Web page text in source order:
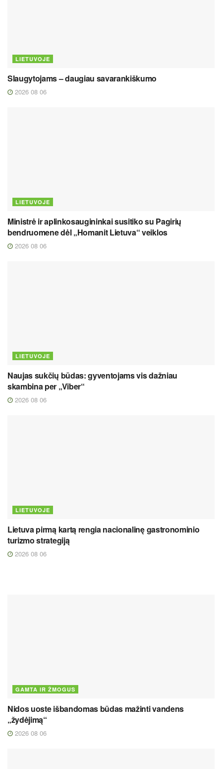
LIETUVOJE
Slaugytojams – daugiau savarankiškumo
2026 08 06
LIETUVOJE
Ministrė ir aplinkosaugininkai susitiko su Pagirių
bendruomene dėl „Homanit Lietuva“ veiklos
2026 08 06
LIETUVOJE
Naujas sukčių būdas: gyventojams vis dažniau
skambina per „Viber“
2026 08 06
LIETUVOJE
Lietuva pirmą kartą rengia nacionalinę gastronominio
turizmo strategiją
2026 08 06
GAMTA IR ŽMOGUS
Nidos uoste išbandomas būdas mažinti vandens
„žydėjimą“
2026 08 06